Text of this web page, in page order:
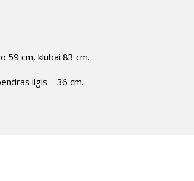
59 cm, klubai 83 cm.
ilgis – 36 cm.